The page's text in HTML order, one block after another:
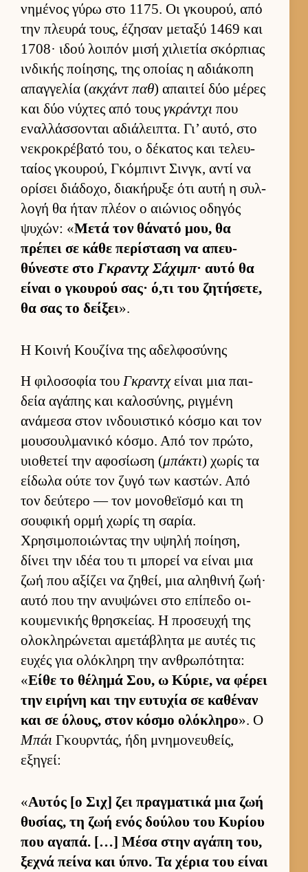
νημένος γύρω στο 1175. Οι γκου­ρού, από
την πλευρά τους, έζησαν μεταξύ 1469 και
1708· ιδού λοι­πόν μισή χιλιε­τία σκόρ­πιας
ιν­δικής ποί­ησης, της οποίας η αδιάκοπη
απαγ­γελία (ακ­χάντ παθ) απαι­τεί δύο μέρες
και δύο νύχτες από τους γκράντχι που
εναλ­λάσ­σονται αδιάλει­πτα. Γι’ αυ­τό, στο
νεκροκρέβατό του, ο δέκατος και τελευ­
ταίος γκου­ρού, Γκόμπιντ Σιν­γκ, αντί να
ορίσει διάδοχο, δια­κήρυξε ότι αυτή η συλ­
λογή θα ήταν πλέον ο αιώνιος οδηγός
ψυχών: «Μετά τον θάνατό μου, θα
πρέπει σε κάθε περίσταση να απευ­
θύνεστε στοΓκραντχ Σάχιμπ· αυτό θα
εί­ναι ο γκου­ρού σας· ό,τι του ζητήσετε,
θα σας το δεί­ξει».
Η Κοινή Κουζίνα της αδελφοσύνης
Η φιλοσοφία του Γκραντχεί­ναι μια παι­
δεία αγάπης και καλοσύνης, ριγ­μένη
ανάμεσα στον ιν­δουι­στικό κόσμο και τον
μου­σουλ­μανικό κόσμο. Από τον πρώτο,
υιο­θετεί την αφοσίωση (μπάκτι) χωρίς τα
εί­δωλα ούτε τον ζυγό των καστών. Από
τον δεύ­τερο — τον μονοθεϊσμό και τη
σου­φική ορμή χωρίς τη σαρία.
Χρησιμοποιώντας την υψηλή ποί­ηση,
δίνει την ιδέα του τι μπορεί να εί­ναι μια
ζωή που αξίζει να ζηθεί, μια αληθινή ζωή·
αυτό που την ανυψώνει στο επίπεδο οι­
κου­μενικής θρησκεί­ας. Η προσευχή της
ολοκληρώνεται αμετάβλητα με αυ­τές τις
ευ­χές για ολόκληρη την αν­θρωπότητα:
«Είθε το θέλημά Σου, ω Κύριε, να φέρει
την ει­ρήνη και την ευ­τυχία σε καθέναν
και σε όλους, στον κόσμο ολόκληρο». Ο
Μπάι Γκουρ­ντάς, ήδη μνημονευ­θείς,
εξηγεί:
«Αυ­τός [ο Σιχ] ζει πραγ­ματικά μια ζωή
θυσίας, τη ζωή ενός δού­λου του Κυρίου
που αγαπά. […] Μέσα στην αγάπη του,
ξεχνά πείνα και ύπνο. Τα χέρια του εί­ναι